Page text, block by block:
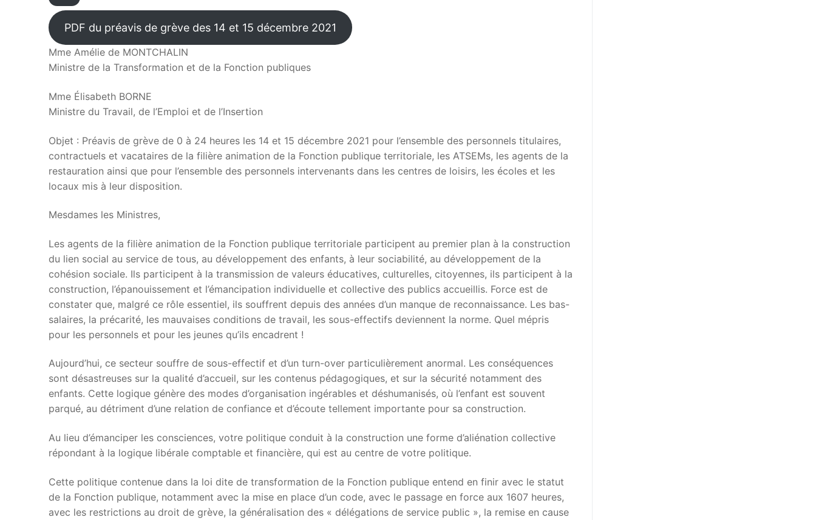
PDF du préavis de grève des 14 et 15 décembre 2021
Mme Amélie de MONTCHALIN
Ministre de la Transformation et de la Fonction publiques
Mme Élisabeth BORNE
Ministre du Travail, de l’Emploi et de l’Insertion
Objet : Préavis de grève de 0 à 24 heures les 14 et 15 décembre 2021 pour l’ensemble des personnels titulaires,
contractuels et vacataires de la filière animation de la Fonction publique territoriale, les ATSEMs, les agents de la
restauration ainsi que pour l’ensemble des personnels intervenants dans les centres de loisirs, les écoles et les
locaux mis à leur disposition.
Mesdames les Ministres,
Les agents de la filière animation de la Fonction publique territoriale participent au premier plan à la construction
du lien social au service de tous, au développement des enfants, à leur sociabilité, au développement de la
cohésion sociale. Ils participent à la transmission de valeurs éducatives, culturelles, citoyennes, ils participent à la
construction, l’épanouissement et l’émancipation individuelle et collective des publics accueillis. Force est de
constater que, malgré ce rôle essentiel, ils souffrent depuis des années d’un manque de reconnaissance. Les bas-
salaires, la précarité, les mauvaises conditions de travail, les sous-effectifs deviennent la norme. Quel mépris
pour les personnels et pour les jeunes qu’ils encadrent !
Aujourd’hui, ce secteur souffre de sous-effectif et d’un turn-over particulièrement anormal. Les conséquences
sont désastreuses sur la qualité d’accueil, sur les contenus pédagogiques, et sur la sécurité notamment des
enfants. Cette logique génère des modes d’organisation ingérables et déshumanisés, où l’enfant est souvent
parqué, au détriment d’une relation de confiance et d’écoute tellement importante pour sa construction.
Au lieu d’émanciper les consciences, votre politique conduit à la construction une forme d’aliénation collective
répondant à la logique libérale comptable et financière, qui est au centre de votre politique.
Cette politique contenue dans la loi dite de transformation de la Fonction publique entend en finir avec le statut
de la Fonction publique, notamment avec la mise en place d’un code, avec le passage en force aux 1607 heures,
avec les restrictions au droit de grève, la généralisation des « délégations de service public », la remise en cause